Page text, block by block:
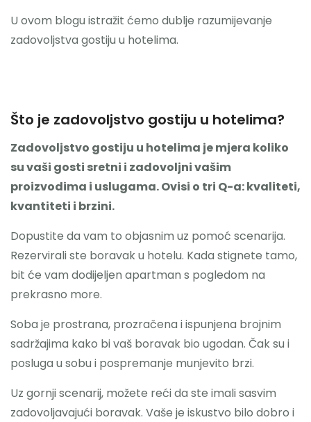
U ovom blogu istražit ćemo dublje razumijevanje
zadovoljstva gostiju u hotelima.
Što je zadovoljstvo gostiju u hotelima?
Zadovoljstvo gostiju u hotelima je mjera koliko
su vaši gosti sretni i zadovoljni vašim
proizvodima i uslugama. Ovisi o tri Q-a: kvaliteti,
kvantiteti i brzini.
Dopustite da vam to objasnim uz pomoć scenarija.
Rezervirali ste boravak u hotelu. Kada stignete tamo,
bit će vam dodijeljen apartman s pogledom na
prekrasno more.
Soba je prostrana, prozračena i ispunjena brojnim
sadržajima kako bi vaš boravak bio ugodan. Čak su i
posluga u sobu i pospremanje munjevito brzi.
Uz gornji scenarij, možete reći da ste imali sasvim
zadovoljavajući boravak. Vaše je iskustvo bilo dobro i